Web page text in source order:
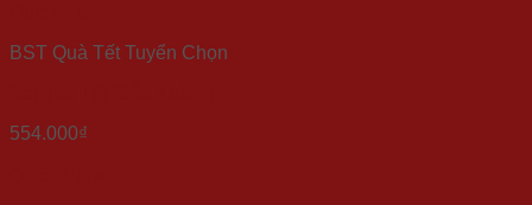
BST Quà Tết Tuyển Chọn
554.000₫